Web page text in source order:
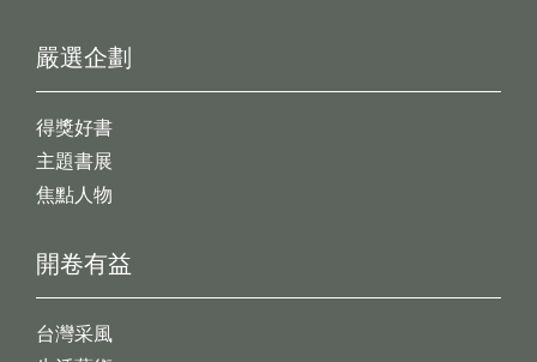
開卷有益
台灣采風
嚴選企劃
得獎好書
主題書展
焦點人物